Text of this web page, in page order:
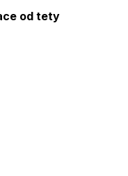
od tety